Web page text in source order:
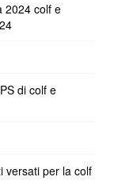
2024 colf e
di colf e
versati per la colf